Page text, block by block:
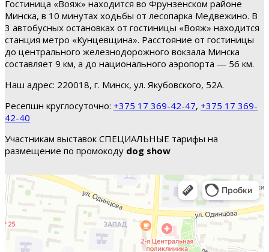
Гостиница «Вояж» находится во Фрунзенском районе
Минска, в 10 минутах ходьбы от лесопарка Медвежино. В
3 автобусных остановках от гостиницы «Вояж» находится
станция метро «Кунцевщина». Расстояние от гостиницы
до центрального железнодорожного вокзала Минска
составляет 9 км, а до национального аэропорта — 56 км.
Наш адрес: 220018, г. Минск, ул. Якубовского, 52А.
Ресепшн круглосуточно: +375 17 369-42-47, +375 17 369-
42-40
Участникам выставок СПЕЦИАЛЬНЫЕ тарифы на
размещение по промокоду dog show